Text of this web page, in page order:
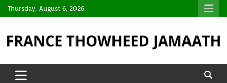
Thursday, August 6, 2026